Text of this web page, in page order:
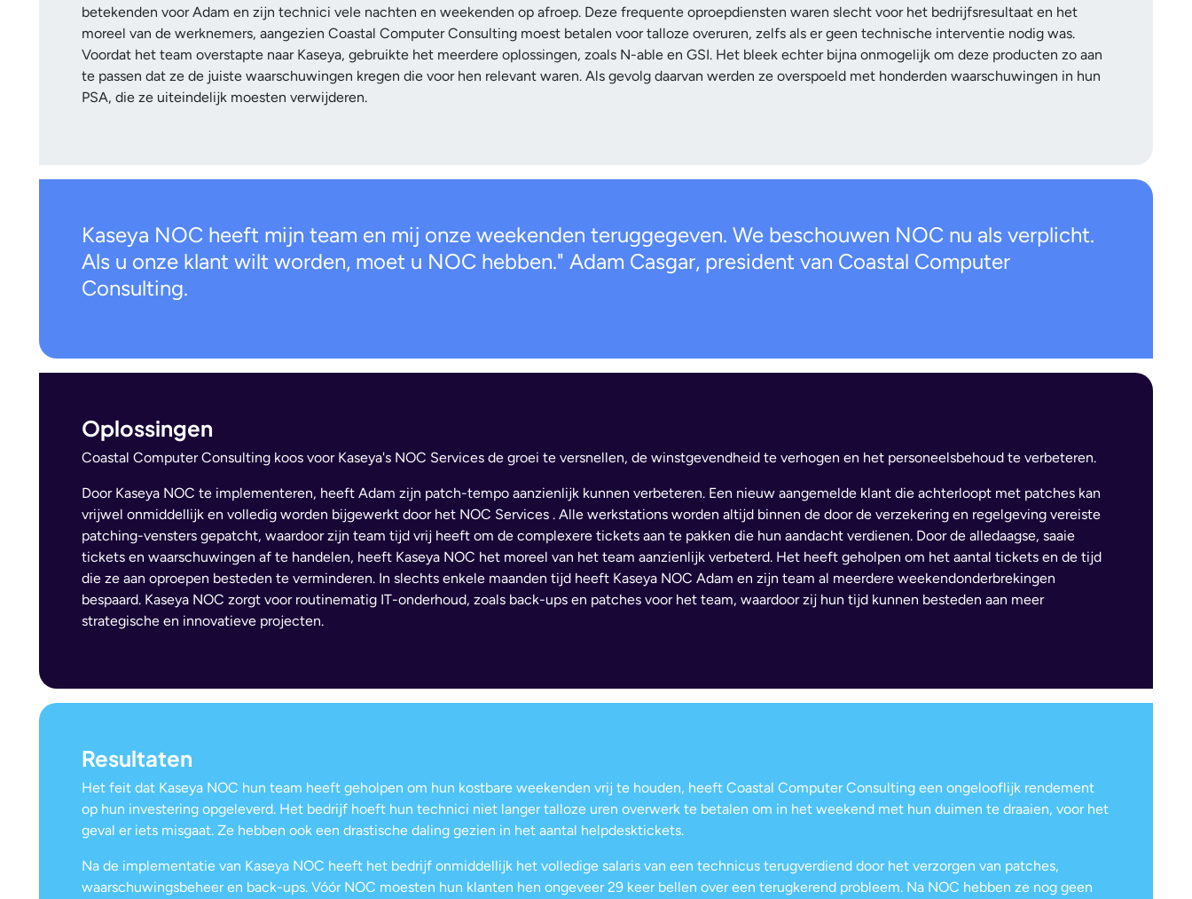
betekenden voor Adam en zijn technici vele nachten en weekenden op afroep. Deze frequente oproepdiensten waren slecht voor het bedrijfsresultaat en het
moreel van de werknemers, aangezien Coastal Computer Consulting moest betalen voor talloze overuren, zelfs als er geen technische interventie nodig was.
Voordat het team overstapte naar Kaseya, gebruikte het meerdere oplossingen, zoals N-able en GSI. Het bleek echter bijna onmogelijk om deze producten zo aan
te passen dat ze de juiste waarschuwingen kregen die voor hen relevant waren. Als gevolg daarvan werden ze overspoeld met honderden waarschuwingen in hun
PSA, die ze uiteindelijk moesten verwijderen.
Kaseya NOC heeft mijn team en mij onze weekenden teruggegeven. We beschouwen NOC nu als verplicht.
Als u onze klant wilt worden, moet u NOC hebben." Adam Casgar, president van Coastal Computer
Consulting.
Oplossingen
Coastal Computer Consulting koos voor Kaseya's NOC Services de groei te versnellen, de winstgevendheid te verhogen en het personeelsbehoud te verbeteren.
Door Kaseya NOC te implementeren, heeft Adam zijn patch-tempo aanzienlijk kunnen verbeteren. Een nieuw aangemelde klant die achterloopt met patches kan
vrijwel onmiddellijk en volledig worden bijgewerkt door het NOC Services . Alle werkstations worden altijd binnen de door de verzekering en regelgeving vereiste
patching-vensters gepatcht, waardoor zijn team tijd vrij heeft om de complexere tickets aan te pakken die hun aandacht verdienen. Door de alledaagse, saaie
tickets en waarschuwingen af te handelen, heeft Kaseya NOC het moreel van het team aanzienlijk verbeterd. Het heeft geholpen om het aantal tickets en de tijd
die ze aan oproepen besteden te verminderen. In slechts enkele maanden tijd heeft Kaseya NOC Adam en zijn team al meerdere weekendonderbrekingen
bespaard. Kaseya NOC zorgt voor routinematig IT-onderhoud, zoals back-ups en patches voor het team, waardoor zij hun tijd kunnen besteden aan meer
strategische en innovatieve projecten.
Resultaten
Het feit dat Kaseya NOC hun team heeft geholpen om hun kostbare weekenden vrij te houden, heeft Coastal Computer Consulting een ongelooflijk rendement
op hun investering opgeleverd. Het bedrijf hoeft hun technici niet langer talloze uren overwerk te betalen om in het weekend met hun duimen te draaien, voor het
geval er iets misgaat. Ze hebben ook een drastische daling gezien in het aantal helpdesktickets.
Na de implementatie van Kaseya NOC heeft het bedrijf onmiddellijk het volledige salaris van een technicus terugverdiend door het verzorgen van patches,
waarschuwingsbeheer en back-ups. Vóór NOC moesten hun klanten hen ongeveer 29 keer bellen over een terugkerend probleem. Na NOC hebben ze nog geen